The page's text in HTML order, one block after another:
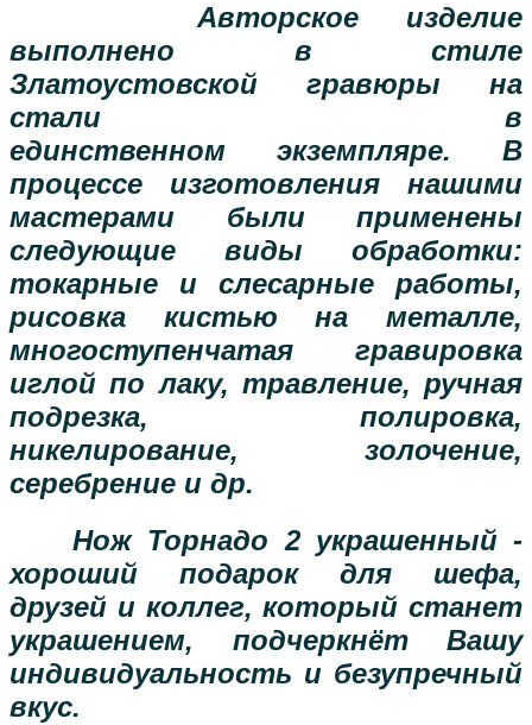
Авторское изделие
выполнено в стиле
Златоустовской гравюры на
стали в
единственном экземпляре. В
процессе изготовления нашими
мастерами были применены
следующие виды обработки:
токарные и слесарные работы,
рисовка кистью на металле,
многоступенчатая гравировка
иглой по лаку, травление, ручная
подрезка, полировка,
никелирование, золочение,
серебрение и др.
Нож Торнадо 2 украшенный-
хороший подарок для шефа,
друзей и коллег, который станет
украшением, подчеркнёт Вашу
индивидуальность и безупречный
вкус.